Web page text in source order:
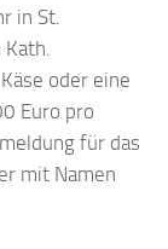
in St.
oder eine
Euro pro
für das
mit Namen